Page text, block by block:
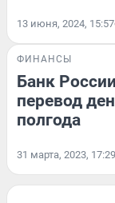
13 июня, 2024, 15:57
ФИНАНСЫ
Банк
перевод
полгода
31 марта, 2023, 17:29